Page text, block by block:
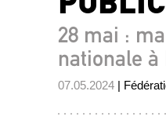
28 mai :
nationale à
07.05.2024 |